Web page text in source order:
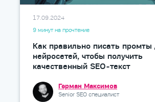
17.09.2024
9 минут на прочтение
Как правильно писать промты
нейросетей, чтобы получить
качественный SEO-текст
Герман Максимов
Senior SEO специалист